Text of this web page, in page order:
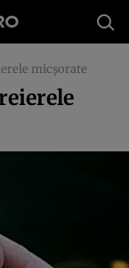
micşorate